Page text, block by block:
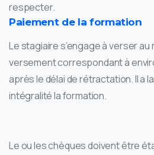
respecter.
Paiement de la formation
Le stagiaire s’engage à verser au
versement correspondant à
après le délai de rétractation. Il a
intégralité la formation.
Le ou les chèques doivent être